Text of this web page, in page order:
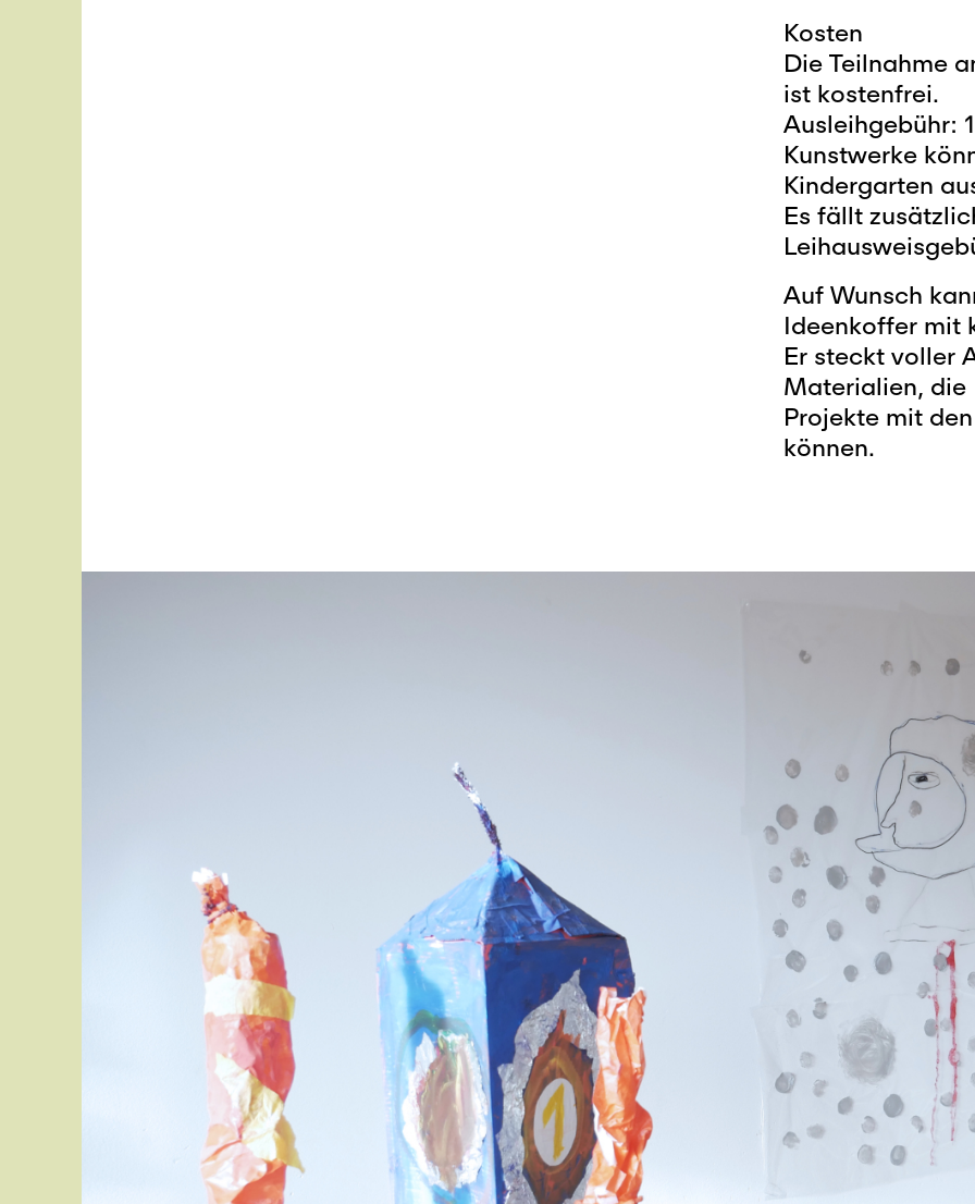
Kosten
Die Teilnahme
ist kostenfrei.
Ausleihgebühr:
Kunstwerke
Kindergarten
Es fällt
Auf Wunsch
Ideenkoffer mit
Er steckt voller
Materialien, die
Projekte mit
können.